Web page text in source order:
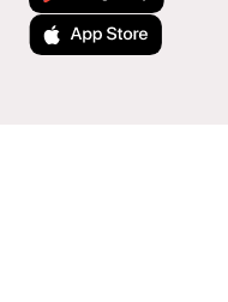
Laden im App Store